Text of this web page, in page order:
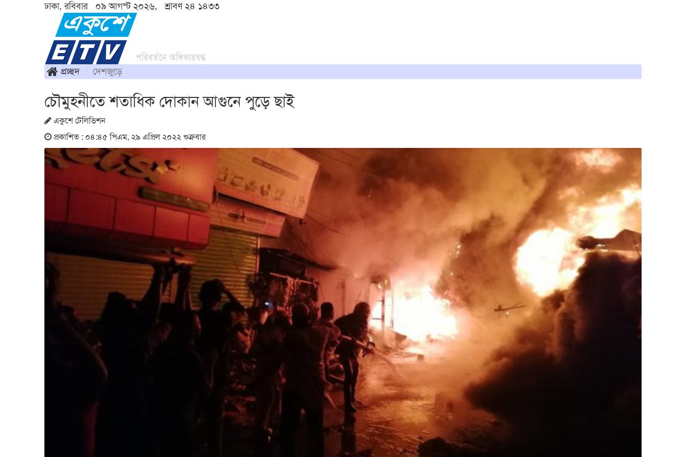
ঢাকা, রবিবার ০৯ আগস্ট ২০২৬, শ্রাবণ ২৪ ১৪৩৩
প্রচ্ছদ দেশজুড়ে
চৌমুহনীতে শতাধিক দোকান আগুনে পুড়ে ছাই
একুশে টেলিভিশন
প্রকাশিত : ০৪:৪৫ পিএম, ২৯ এপ্রিল ২০২২ শুক্রবার